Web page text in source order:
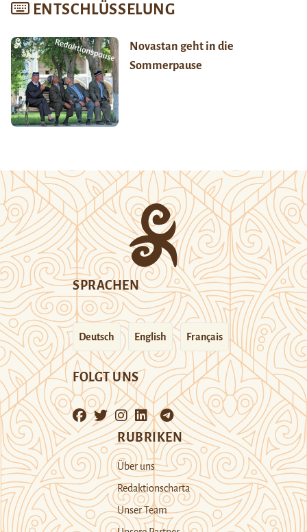
ENTSCHLÜSSELUNG
Novastan geht in die
Sommerpause
SPRACHEN
Deutsch English Français
FOLGT UNS
RUBRIKEN
Über uns
Redaktionscharta
Unser Team